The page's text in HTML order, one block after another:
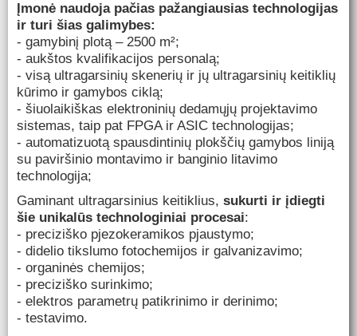
Įmonė naudoja pačias pažangiausias technologijas
ir turi šias galimybes:
- gamybinį plotą – 2500 m²;
- aukštos kvalifikacijos personalą;
- visą ultragarsinių skenerių ir jų ultragarsinių keitiklių
kūrimo ir gamybos ciklą;
- šiuolaikiškas elektroninių dedamųjų projektavimo
sistemas, taip pat FPGA ir ASIC technologijas;
- automatizuotą spausdintinių plokščių gamybos liniją
su paviršinio montavimo ir banginio litavimo
technologija;
Gaminant ultragarsinius keitiklius, sukurti ir įdiegti
šie unikalūs technologiniai procesai:
- preciziško pjezokeramikos pjaustymo;
- didelio tikslumo fotochemijos ir galvanizavimo;
- organinės chemijos;
- preciziško surinkimo;
- elektros parametrų patikrinimo ir derinimo;
- testavimo.